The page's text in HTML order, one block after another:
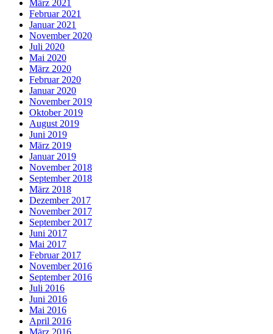
März 2021
Februar 2021
Januar 2021
November 2020
Juli 2020
Mai 2020
März 2020
Februar 2020
Januar 2020
November 2019
Oktober 2019
August 2019
Juni 2019
März 2019
Januar 2019
November 2018
September 2018
März 2018
Dezember 2017
November 2017
September 2017
Juni 2017
Mai 2017
Februar 2017
November 2016
September 2016
Juli 2016
Juni 2016
Mai 2016
April 2016
März 2016